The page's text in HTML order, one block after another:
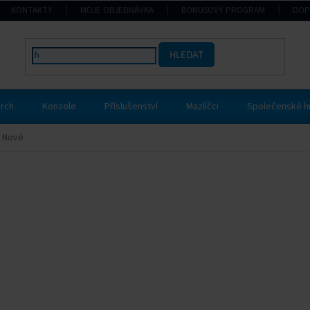
KONTAKTY MOJE OBJEDNÁVKA BONUSOVÝ PROGRAM
HLEDAT
Konzole Příslušenství Mazlíčci Společenské